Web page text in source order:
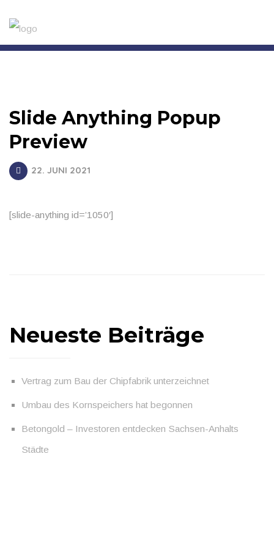
Slide Anything Popup
Preview
22. JUNI 2021
[slide-anything id=’1050′]
Neueste Beiträge
Vertrag zum Bau der Chipfabrik unterzeichnet
Umbau des Kornspeichers hat begonnen
Betongold – Investoren entdecken Sachsen-Anhalts
Städte